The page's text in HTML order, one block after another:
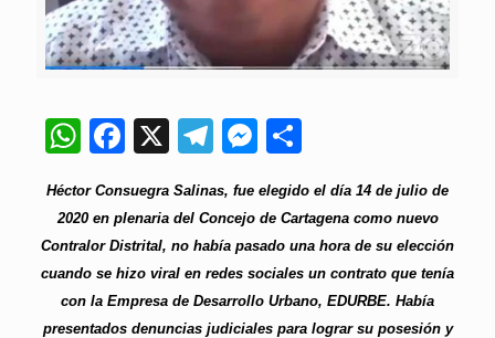
WhatsApp
Facebook
X Telegram
Messenger
Héctor Consuegra Salinas, fue elegido el día 14 de julio de
2020 en plenaria del Concejo de Cartagena como nuevo
Contralor Distrital, no había pasado una hora de su elección
cuando se hizo viral en redes sociales un contrato que tenía
con la Empresa de Desarrollo Urbano, EDURBE. Había
presentados denuncias judiciales para lograr su posesión y